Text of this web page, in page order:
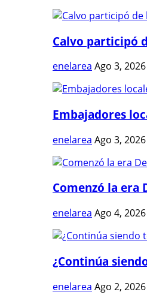
Calvo participó
enelarea Ago 3, 2026
Embajadores
enelarea Ago 3, 2026
Comenzó la era
enelarea Ago 4, 2026
¿Continúa
enelarea Ago 2, 2026